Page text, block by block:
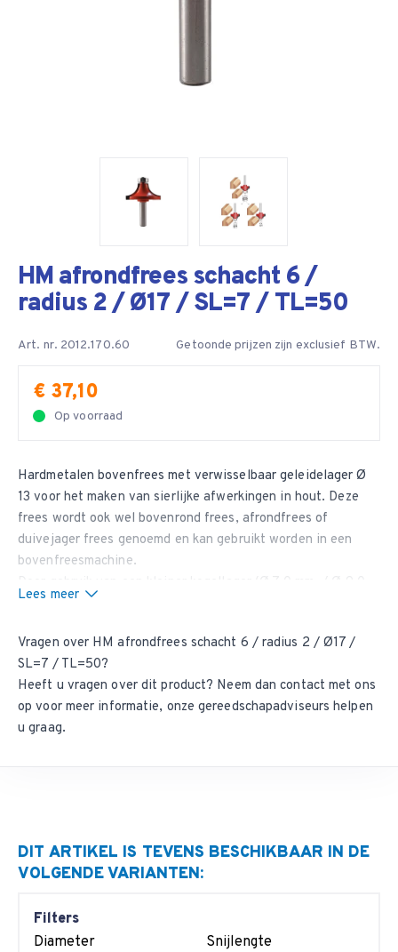
HM afrondfrees schacht 6 /
radius 2 / Ø17 / SL=7 / TL=50
Art. nr. 2012.170.60 Getoonde prijzen zijn exclusief BTW.
€ 37,10
Op voorraad
Hardmetalen bovenfrees met verwisselbaar geleidelager Ø
13 voor het maken van sierlijke afwerkingen in hout. Deze
frees wordt ook wel bovenrond frees, afrondfrees of
duivejager frees genoemd en kan gebruikt worden in een
bovenfreesmachine.
mm. / Ø 10,0 mm.) op de frees kan deze ook gebruikt worden
Vragen over afrondfrezen?
Heeft u vragen over deze duivejager profielfrees? Neem dan
contact met ons opvoor meer informatie, onze
gereedschapadviseurs helpen u graag.
Lees meer
Vragen over HM afrondfrees schacht 6 / radius 2 / Ø17 /
SL=7 / TL=50?
Heeft u vragen over dit product? Neem dancontact met ons
op voor meer informatie, onze gereedschapadviseurs helpen
u graag.
DIT ARTIKEL IS TEVENS BESCHIKBAAR IN DE
VOLGENDE VARIANTEN:
Filters
Diameter
Snijlengte